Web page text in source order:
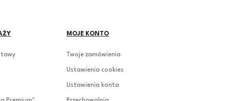
MOJE KONTO
Twoje zamówienia
Ustawienia cookies
Ustawienia konta